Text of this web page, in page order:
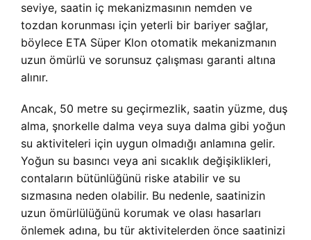
seviye, saatin iç mekanizmasının nemden ve
tozdan korunması için yeterli bir bariyer sağlar,
böylece ETA Süper Klon otomatik mekanizmanın
uzun ömürlü ve sorunsuz çalışması garanti altına
alınır.
Ancak, 50 metre su geçirmezlik, saatin yüzme, duş
alma, şnorkelle dalma veya suya dalma gibi yoğun
su aktiviteleri için uygun olmadığı anlamına gelir.
Yoğun su basıncı veya ani sıcaklık değişiklikleri,
contaların bütünlüğünü riske atabilir ve su
sızmasına neden olabilir. Bu nedenle, saatinizin
uzun ömürlülüğünü korumak ve olası hasarları
önlemek adına, bu tür aktivitelerden önce saatinizi